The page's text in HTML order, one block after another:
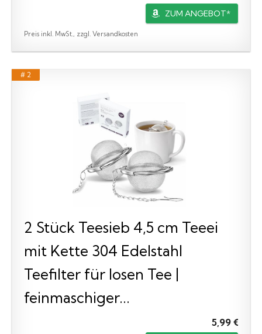
ZUM ANGEBOT*
Preis inkl. MwSt., zzgl. Versandkosten
# 2
2 Stück Teesieb 4,5 cm Teeei
mit Kette 304 Edelstahl
Teefilter für losen Tee |
feinmaschiger...
5,99 €